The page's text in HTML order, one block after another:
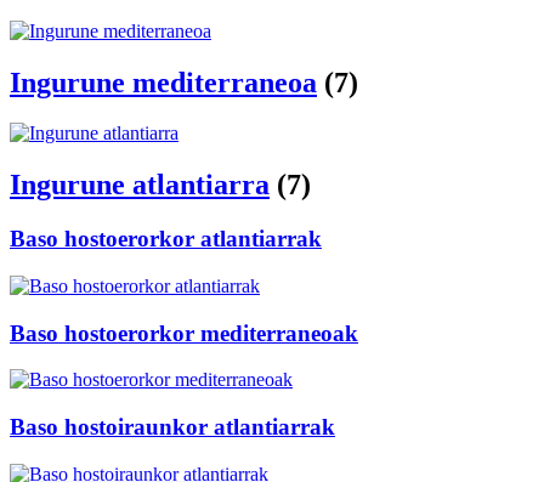
Ingurune mediterraneoa (7)
Ingurune atlantiarra (7)
Baso hostoerorkor atlantiarrak
Baso hostoerorkor mediterraneoak
Baso hostoiraunkor atlantiarrak